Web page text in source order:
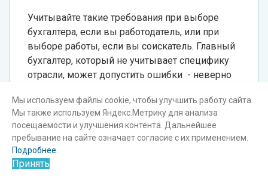
Учитывайте такие требования при выборе
бухгалтера, если вы работодатель, или при
выборе работы, если вы соискатель. Главный
бухгалтер, который не учитывает специфику
отрасли, может допустить ошибки - неверно
себестоимость, ошибочно оформит
транспортные документы и т.п.
БУХГАЛТЕР НА АУТСОРСИНГЕ
- ПОЛНОЦЕННАЯ
Мы используем файлы cookie, чтобы улучшить работу сайта.
Мы также используем Яндекс.Метрику для анализа
посещаемости и улучшения контента. Дальнейшее
пребывание на сайте означает согласие с их применением.
Подробнее.
Принять